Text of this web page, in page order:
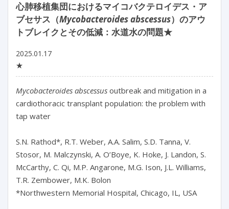
心肺移植集団におけるマイコバクテロイデス・ア
ブセサス（Mycobacteroides abscessus）のアウ
トブレイクとその低減：水道水の問題★
2025.01.17
★
Mycobacteroides abscessus outbreak and mitigation in a
cardiothoracic transplant population: the problem with
tap water
S.N. Rathod*, R.T. Weber, A.A. Salim, S.D. Tanna, V.
Stosor, M. Malczynski, A. O’Boye, K. Hoke, J. Landon, S.
McCarthy, C. Qi, M.P. Angarone, M.G. Ison, J.L. Williams,
T.R. Zembower, M.K. Bolon
*Northwestern Memorial Hospital, Chicago, IL, USA